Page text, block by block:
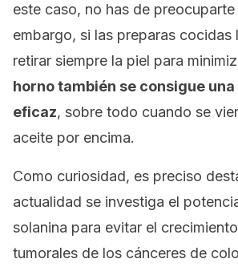
este caso, no has de
embargo, si las preparas cocidas
retirar siempre la piel para
horno también se consigue
eficaz, sobre todo cuando se
aceite por encima.
Como curiosidad, es preciso
actualidad se investiga el
solanina para evitar el
tumorales de los cánceres de